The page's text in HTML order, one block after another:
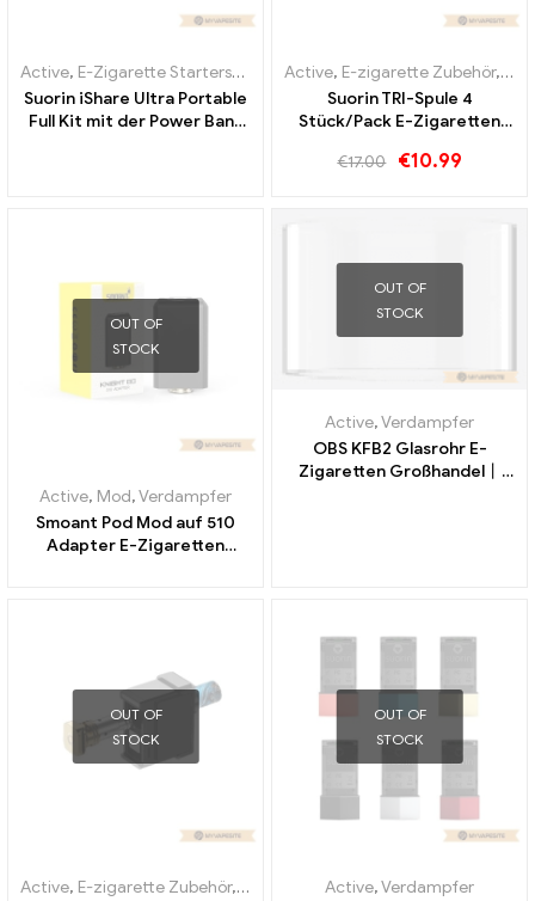
Active, E-Zigarette Starterset
Verdampfer
Suorin iShare Ultra Portable
Full Kit mit der Power Bank
Active, E-zigarette Zubehör,
Suorin TRI-Spule 4
Stück/Pack E-Zigaretten
€17.00 €10.99
OUT OF
STOCK
Active, Mod,Verdampfer
Smoant Pod Mod auf 510
Adapter E-Zigaretten
OUT OF
STOCK
Active,Verdampfer
OBS KFB2 Glasrohr E-
Zigaretten Großhandel丨
OUT OF
STOCK
Active, E-zigarette Zubehör, Verdampfer
OUT OF
STOCK
Active,Verdampfer